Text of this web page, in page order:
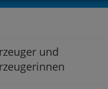
und